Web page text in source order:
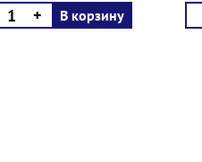
+ В корзину